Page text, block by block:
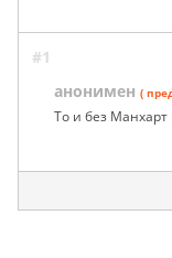
#1
анонимен (
То и без Манхарт